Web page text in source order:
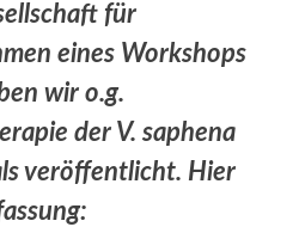
für
eines Workshops
wir o.g.
der V. saphena
veröffentlicht. Hier